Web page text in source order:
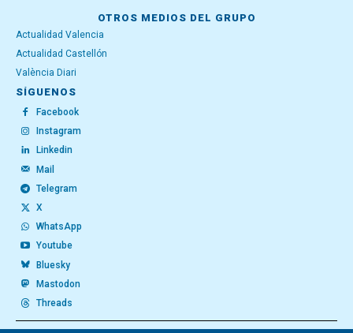
OTROS MEDIOS DEL GRUPO
Actualidad Valencia
Actualidad Castellón
València Diari
SÍGUENOS
Facebook
Instagram
Linkedin
Mail
Telegram
X
WhatsApp
Youtube
Bluesky
Mastodon
Threads